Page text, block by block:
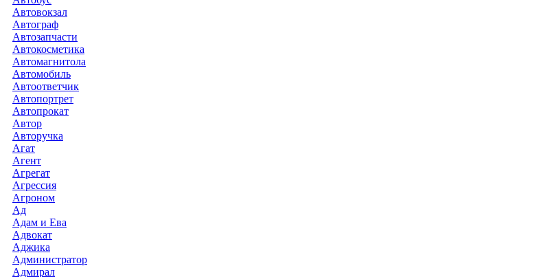
Автовокзал
Автограф
Автозапчасти
Автокосметика
Автомагнитола
Автомобиль
Автоответчик
Автопортрет
Автопрокат
Автор
Авторучка
Агат
Агент
Агрегат
Агрессия
Агроном
Ад
Адам и Ева
Адвокат
Аджика
Администратор
Адмирал